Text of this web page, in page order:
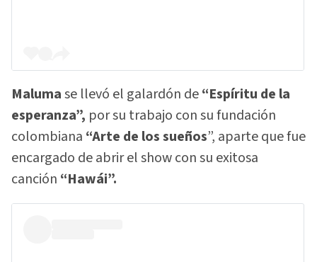
Malumase llevó el galardón de“Espíritu de la
esperanza”, por su trabajo con su fundación
colombiana “Arte de los sueños”, aparte que fue
encargado de abrir el show con su exitosa
canción “Hawái”.